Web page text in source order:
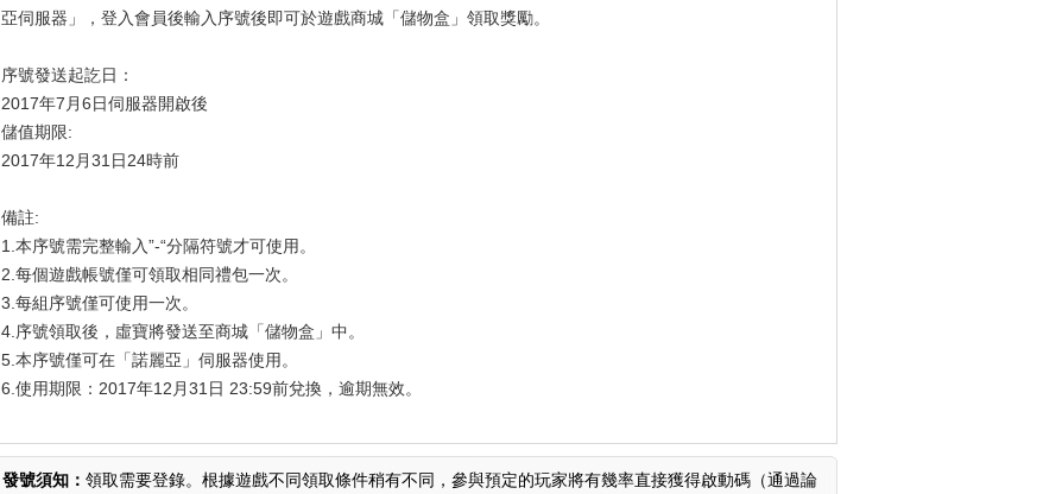
亞伺服器」，登入會員後輸入序號後即可於遊戲商城「儲物盒」領取獎勵。
序號發送起訖日：
2017年7月6日伺服器開啟後
儲值期限:
2017年12月31日24時前
備註:
1.本序號需完整輸入”-“分隔符號才可使用。
2.每個遊戲帳號僅可領取相同禮包一次。
3.每組序號僅可使用一次。
4.序號領取後，虛寶將發送至商城「儲物盒」中。
5.本序號僅可在「諾麗亞」伺服器使用。
6.使用期限：2017年12月31日 23:59前兌換，逾期無效。
發號須知： 領取需要登錄。根據遊戲不同領取條件稍有不同，參與預定的玩家將有幾率直接獲得啟動碼（通過論